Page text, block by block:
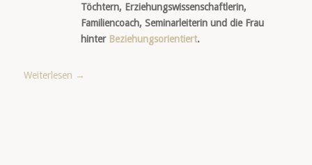
Töchtern, Erziehungswissenschaftlerin,
Familiencoach, Seminarleiterin und die Frau
hinter Beziehungsorientiert.
Weiterlesen →